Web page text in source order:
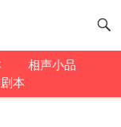
相声小品
本